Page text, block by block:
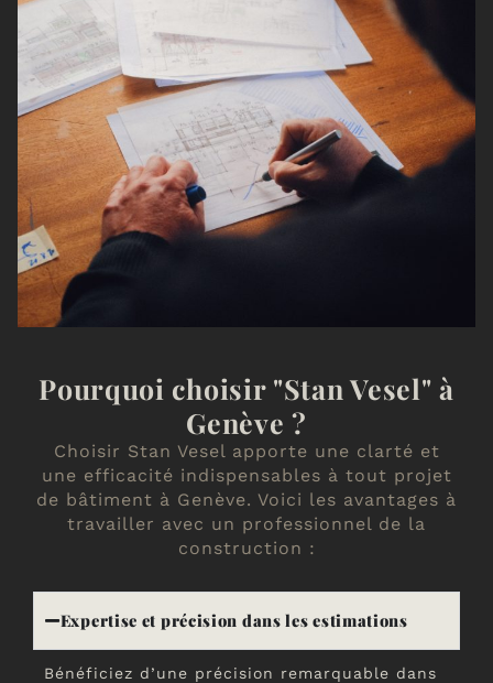
Pourquoi choisir "Stan Vesel" à
Genève ?
Choisir Stan Vesel apporte une clarté et
une efficacité indispensables à tout projet
de bâtiment à Genève. Voici les avantages à
travailler avec un professionnel de la
construction :
Expertise et précision dans les estimations
Bénéficiez d’une précision remarquable dans